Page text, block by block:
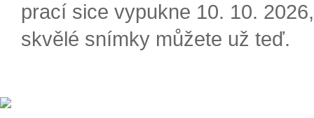
prací sice vypukne 10. 10.
skvělé snímky můžete už teď.